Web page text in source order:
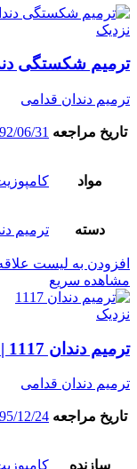
نزدیک
ترمیم شکستگی
ترمیم دندان قدامی
تاریخ مراجعه 06/31
مواد
دسته ترمیم
افزودن به لیست
مشاهده سریع
نزدیک
ترمیم دندان 1117 | شماره پرونده : 1117
ترمیم دندان قدامی
تاریخ مراجعه 12/24
سازنده